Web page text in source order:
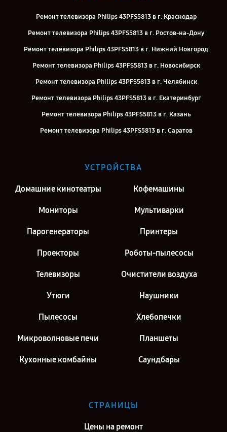
Ремонт телевизора Philips 43PFS5813 в г. Краснодар
Ремонт телевизора Philips 43PFS5813 в г. Ростов-на-Дону
Ремонт телевизора Philips 43PFS5813 в г. Нижний Новгород
Ремонт телевизора Philips 43PFS5813 в г. Новосибирск
Ремонт телевизора Philips 43PFS5813 в г. Челябинск
Ремонт телевизора Philips 43PFS5813 в г. Екатеринбург
Ремонт телевизора Philips 43PFS5813 в г. Казань
Ремонт телевизора Philips 43PFS5813 в г. Саратов
Ремонт телевизора Philips 43PFS5813 в г. Москва
УСТРОЙСТВА
Домашние кинотеатры Кофемашины
Мониторы Мультиварки
Парогенераторы Принтеры
Проекторы Роботы-пылесосы
Телевизоры Очистители воздуха
Утюги Наушники
Пылесосы Хлебопечки
Микроволновые печи Планшеты
Кухонные комбайны Саундбары
СТРАНИЦЫ
Цены на ремонт